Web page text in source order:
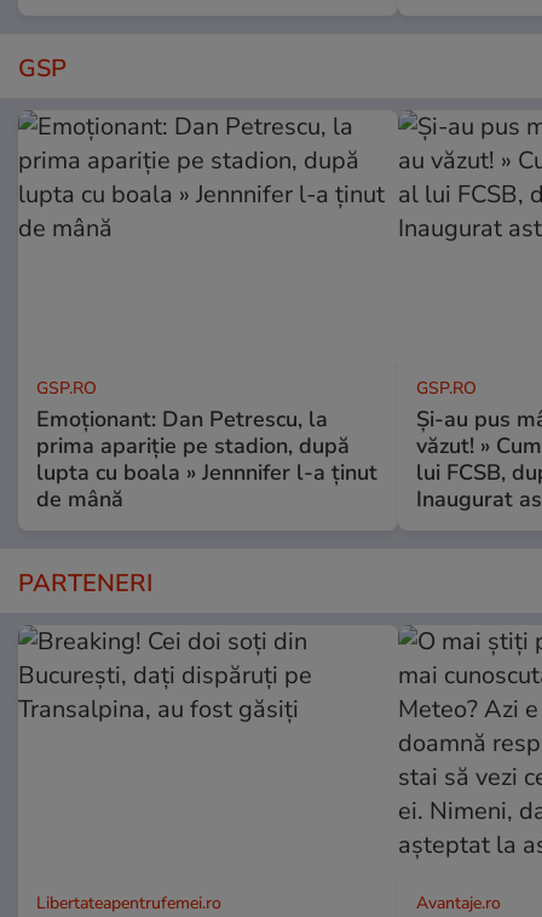
GSP
GSP.RO
Emoționant: Dan Petrescu, la
prima apariție pe stadion, după
lupta cu boala » Jennnifer l-a ținut
de mână
GSP.RO
Și-au pus
văzut! »
lui FCSB,
Inaugurat
PARTENERI
Libertateapentrufemei.ro Avantaje.ro